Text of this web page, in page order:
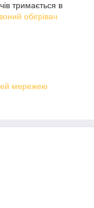
тримається в
обігрівач
мережею